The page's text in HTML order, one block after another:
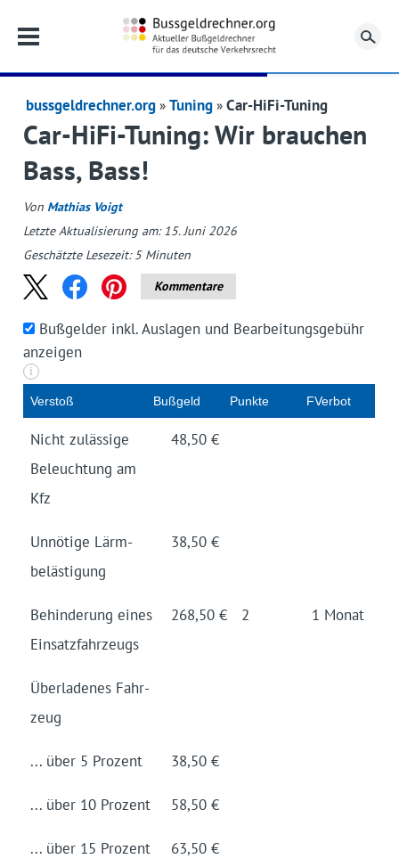
bussgeldrechner.org Tuning Car-HiFi-Tuning
Car-HiFi-Tuning: Wir brauchen
Bass, Bass!
Von Mathias Voigt
Letzte Aktualisierung am: 15. Juni 2026
Geschätzte Lesezeit:5 Minuten
Kommentare
Bußgelder inkl. Auslagen und Bearbeitungsgebühr
anzeigen
i
Ver­stoß Buß­geld Punk­te FVerbot
Nicht zuläs­sige
Beleuch­tung am
Kfz
48,50 €
Un­nötige Lärm­
belästi­gung
38,50 €
Behin­derung eines
Einsatz­fahr­zeugs
268,50 € 2 1 Monat
Über­ladenes Fahr­
zeug
... über 5 Prozent 38,50 €
... über 10 Prozent 58,50 €
... über 15 Prozent 63,50 €